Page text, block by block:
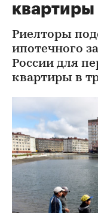
квартиры
Риелторы
ипотечного
России для
квартиры в